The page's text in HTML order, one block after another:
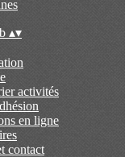
▴▾
activités
en ligne
contact